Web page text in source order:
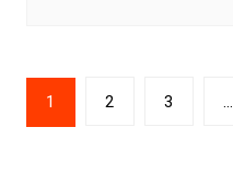
Paginație
articole
1 2 3 …